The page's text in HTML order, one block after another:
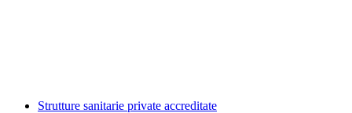
Strutture sanitarie private accreditate